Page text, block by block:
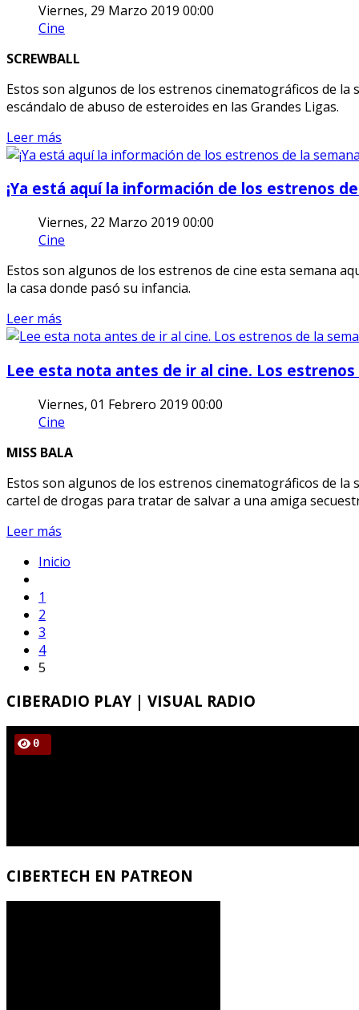
Viernes, 29 Marzo 2019 00:00
Cine
SCREWBALL
Estos son algunos de los estrenos cinematográficos de la
escándalo de abuso de esteroides en las Grandes Ligas.
Leer más
¡Ya está aquí la información de los estrenos
Viernes, 22 Marzo 2019 00:00
Cine
Estos son algunos de los estrenos de cine esta semana
la casa donde pasó su infancia.
Leer más
Lee esta nota antes de ir al cine. Los estrenos
Viernes, 01 Febrero 2019 00:00
Cine
MISS BALA
Estos son algunos de los estrenos cinematográficos de la
cartel de drogas para tratar de salvar a una amiga
Leer más
Inicio
1
2
3
4
5
CIBERADIO PLAY | VISUAL RADIO
CIBERTECH EN PATREON